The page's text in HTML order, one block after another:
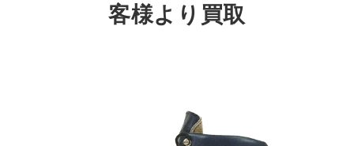
客様より買取